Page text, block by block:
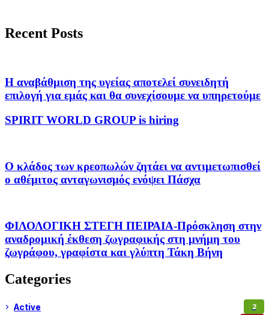
Recent Posts
Η αναβάθμιση της υγείας αποτελεί συνειδητή
επιλογή για εμάς και θα συνεχίσουμε να υπηρετούμε
SPIRIT WORLD GROUP is hiring
Ο κλάδος των κρεοπωλών ζητάει να αντιμετωπισθεί
ο αθέμιτος ανταγωνισμός ενόψει Πάσχα
ΦΙΛΟΛΟΓΙΚΗ ΣΤΕΓΗ ΠΕΙΡΑΙΑ-Πρόσκληση στην
αναδρομική έκθεση ζωγραφικής στη μνήμη του
ζωγράφου, γραφίστα και γλύπτη Τάκη Βήνη
Categories
Active 2